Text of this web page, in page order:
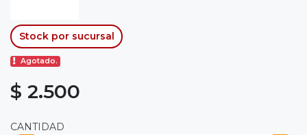
Stock por sucursal
Agotado.
$ 2.500
CANTIDAD